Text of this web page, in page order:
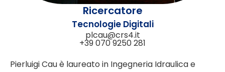
Ricercatore
Tecnologie Digitali
plcau@crs4.it
+39 070 9250 281
Pierluigi Cau è laureato in Ingegneria Idraulica e